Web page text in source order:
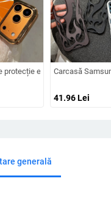
protecție electroplacată
Carcasă
41.96Lei
generală